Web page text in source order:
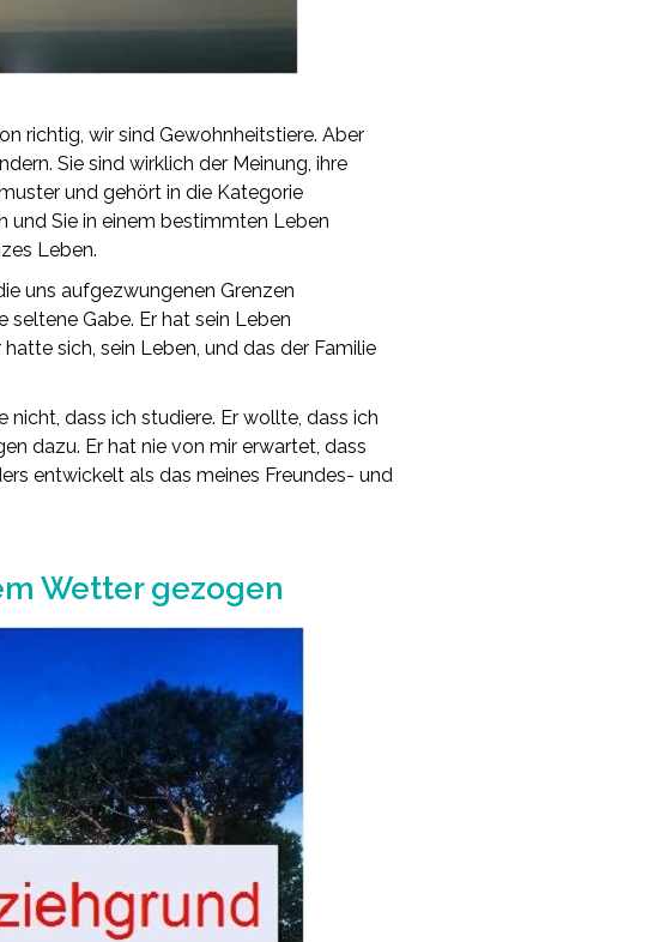
richtig, wir sind Gewohnheitstiere. Aber
Sie sind wirklich der Meinung, ihre
und gehört in die Kategorie
und Sie in einem bestimmten Leben
Leben.
uns aufgezwungenen Grenzen
seltene Gabe. Er hat sein Leben
sich, sein Leben, und das der Familie
nicht, dass ich studiere. Er wollte, dass ich
dazu. Er hat nie von mir erwartet, dass
entwickelt als das meines Freundes- und
Wetter gezogen